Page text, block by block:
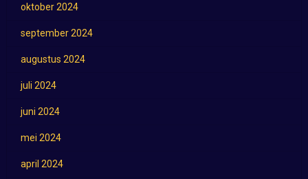
oktober 2024
september 2024
augustus 2024
juli 2024
juni 2024
mei 2024
april 2024